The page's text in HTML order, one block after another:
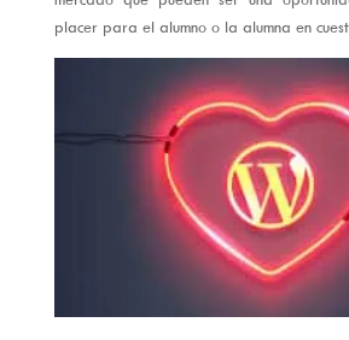
placer para el alumno o la alumna en